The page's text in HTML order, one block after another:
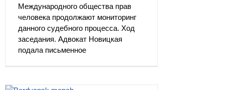
Международного общества прав
человека продолжают мониторинг
данного судебного процесса. Ход
заседания. Адвокат Новицкая
подала письменное